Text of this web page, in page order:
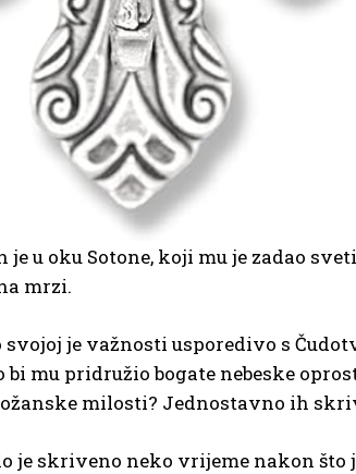
je u oku Sotone, koji mu je zadao
mrzi.
svojoj je važnosti usporedivo s
bi mu pridružio bogate nebeske
milosti? Jednostavno ih
je skriveno neko vrijeme nakon